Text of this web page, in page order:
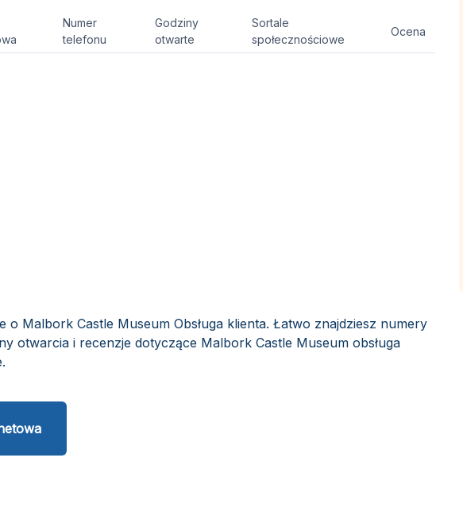
Numer
telefonu
Godziny
otwarte
Sortale
społecznościowe
Ocena
o Malbork Castle Museum Obsługa klienta. Łatwo znajdziesz numery
otwarcia i recenzje dotyczące Malbork Castle Museum obsługa